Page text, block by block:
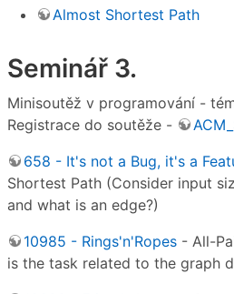
Almost Shortest Path
Seminář 3.
Minisoutěž v programování -
Registrace do soutěže -
658 - It's not a Bug, it's a
Shortest Path (Consider input
and what is an edge?)
10985 - Rings'n'Ropes - All-
is the task related to the graph